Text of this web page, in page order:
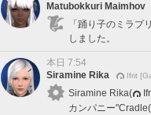
Matubokkuri Maimhov
「踊り子のミラプ
しました。
本日 7:54
Siramine Rika
Ifrit
Siramine Rika(
カンパニー